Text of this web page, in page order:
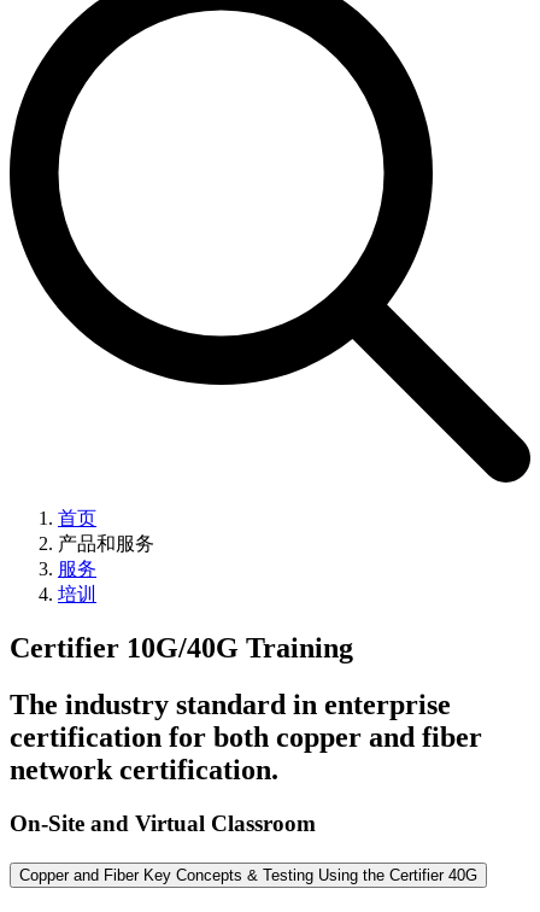
首页
产品和服务
服务
培训
Certifier 10G/40G Training
The industry standard in enterprise
certification for both copper and fiber
network certification.
On-Site and Virtual Classroom
Copper and Fiber Key Concepts & Testing Using the Certifier 40G